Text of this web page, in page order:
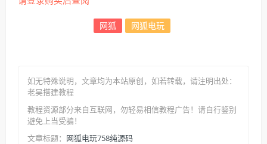
网狐 网狐电玩
如无特殊说明，文章均为本站原创 ，如若转载，请注明出处：
老吴搭建教程
教程资源部分来自互联网，勿轻易相信教程广告！请自行鉴别
避免上当受骗！
文章标题： 网狐电玩758纯源码